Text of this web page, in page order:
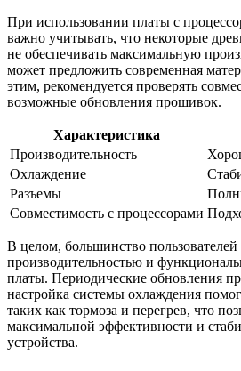
При использовании платы с
важно учитывать, что некоторые
не обеспечивать максимальную
может предложить современная
этим, рекомендуется проверять
возможные обновления прошивок.
Характеристика
Производительность
Охлаждение
Разъемы
Совместимость с процессорами
В целом, большинство
производительностью и
платы. Периодические обновления
настройка системы охлаждения
таких как тормоза и перегрев, что
максимальной эффективности и
устройства.